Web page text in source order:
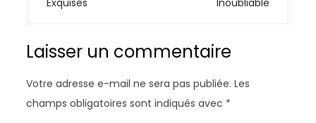
i
n
d
Exquises
Inoubliable
Laisser un commentaire
Votre adresse e-mail ne sera pas publiée. Les
champs obligatoires sont indiqués avec *